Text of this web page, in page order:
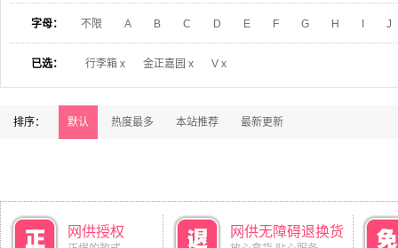
字母： 不限 A B C D E F G H J
已选： 行李箱 x 金正嘉园 x V x
排序： 默认 热度最多 本站推荐 最新更新
网供授权 网供无障碍退换货